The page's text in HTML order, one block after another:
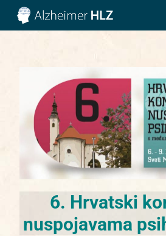
6. Hrvatski
nuspojavama